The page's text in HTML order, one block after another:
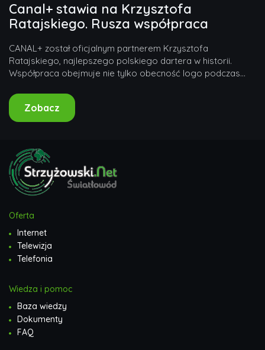
Canal+ stawia na Krzysztofa
Ratajskiego. Rusza współpraca
CANAL+ został oficjalnym partnerem Krzysztofa
Ratajskiego, najlepszego polskiego dartera w historii.
Współpraca obejmuje nie tylko obecność logo podczas
Zobacz
Oferta
Internet
Telewizja
Telefonia
Wiedza i pomoc
Baza wiedzy
Dokumenty
FAQ